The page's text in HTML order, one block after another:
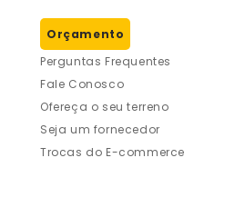
Orçamento
Perguntas Frequentes
Fale Conosco
Ofereça o seu terreno
Seja um fornecedor
Trocas do E-commerce